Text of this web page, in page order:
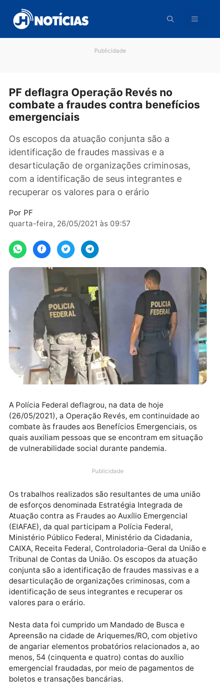
para
conteúdo
PF deflagra Operação Revés no
combate a fraudes contra
Os escopos da atuação conjunta são a
identificação de fraudes massivas e a
desarticulação de organizações criminosas,
com a identificação de seus integrantes e
recuperar os valores para o erário
quarta-feira, 26/05/2021 às 09:57
A Polícia Federal deflagrou, na data de hoje
combate às fraudes aos Benefícios Emergenciais, os
de vulnerabilidade social durante pandemia.
Publicidade
Os trabalhos realizados são resultantes de uma
de esforços denominada Estratégia Integrada de
Atuação contra as Fraudes ao Auxílio Emergencial
(EIAFAE), da qual participam a Polícia Federal,
Ministério Público Federal, Ministério da Cidadania,
CAIXA, Receita Federal, Controladoria-Geral da
Tribunal de Contas da União. Os escopos da atuação
conjunta são a identificação de fraudes massivas e
desarticulação de organizações criminosas, com a
identificação de seus integrantes e recuperar os
valores para o erário.